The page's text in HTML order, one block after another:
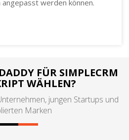
werden können.
FÜR SIMPLECRM
WÄHLEN?
jungen Startups und
Marken